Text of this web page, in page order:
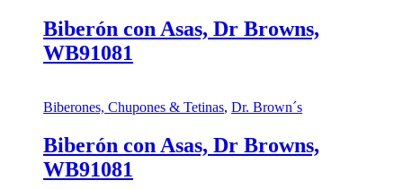
Biberón con Asas, Dr Browns,
WB91081
Biberones, Chupones & Tetinas, Dr. Brown´s
Biberón con Asas, Dr Browns,
WB91081